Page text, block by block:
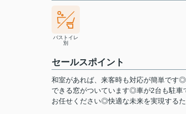
バストイレ
別
セールスポイント
和室があれば、来客時も対応が簡単で
できる窓がついています◎車が2台も駐
お任せください◎快適な未来を実現する